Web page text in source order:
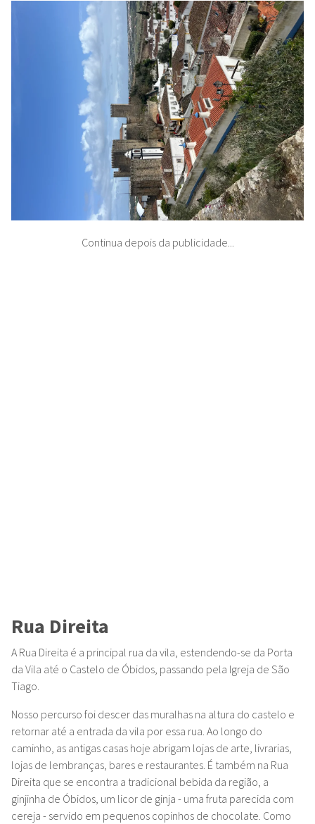
Continua depois da publicidade...
Rua Direita
A Rua Direita é a principal rua da vila, estendendo-se da Porta
da Vila até o Castelo de Óbidos, passando pela Igreja de São
Tiago.
Nosso percurso foi descer das muralhas na altura do castelo e
retornar até a entrada da vila por essa rua. Ao longo do
caminho, as antigas casas hoje abrigam lojas de arte, livrarias,
lojas de lembranças, bares e restaurantes. É também na Rua
Direita que se encontra a tradicional bebida da região, a
ginjinha de Óbidos, um licor de ginja - uma fruta parecida com
cereja - servido em pequenos copinhos de chocolate. Como